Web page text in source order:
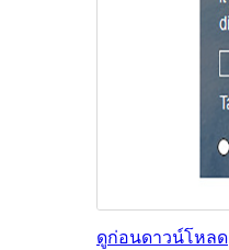
ดูก่อนดาวน์โหลด